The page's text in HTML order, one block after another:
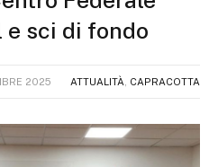
e sci di fondo
2025 ATTUALITÀ CAPRACOTTA